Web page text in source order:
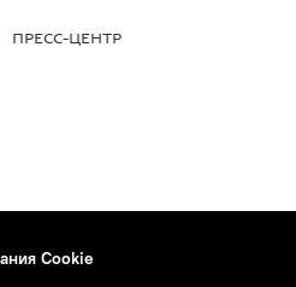
ПРЕСС-ЦЕНТР
Cookie